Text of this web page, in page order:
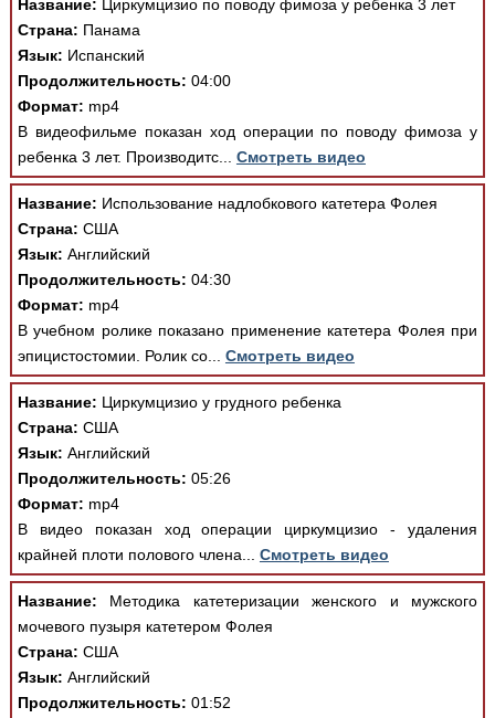
Название: Циркумцизио по поводу фимоза у ребенка 3 лет
Страна: Панама
Язык: Испанский
Продолжительность: 04:00
Формат: mp4
В видеофильме показан ход операции по поводу фимоза у
ребенка 3 лет. Производитс... Смотреть видео
Название: Использование надлобкового катетера Фолея
Страна: США
Язык: Английский
Продолжительность: 04:30
Формат: mp4
В учебном ролике показано применение катетера Фолея при
эпицистостомии. Ролик со... Смотреть видео
Название: Циркумцизио у грудного ребенка
Страна: США
Язык: Английский
Продолжительность: 05:26
Формат: mp4
В видео показан ход операции циркумцизио - удаления
крайней плоти полового члена... Смотреть видео
Название: Методика катетеризации женского и мужского
мочевого пузыря катетером Фолея
Страна: США
Язык: Английский
Продолжительность: 01:52